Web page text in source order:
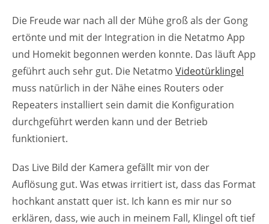
Die Freude war nach all der Mühe groß als der Gong
ertönte und mit der Integration in die Netatmo App
und Homekit begonnen werden konnte. Das läuft App
geführt auch sehr gut. Die Netatmo Videotürklingel
muss natürlich in der Nähe eines Routers oder
Repeaters installiert sein damit die Konfiguration
durchgeführt werden kann und der Betrieb
funktioniert.
Das Live Bild der Kamera gefällt mir von der
Auflösung gut. Was etwas irritiert ist, dass das Format
hochkant anstatt quer ist. Ich kann es mir nur so
erklären, dass, wie auch in meinem Fall, Klingel oft tief